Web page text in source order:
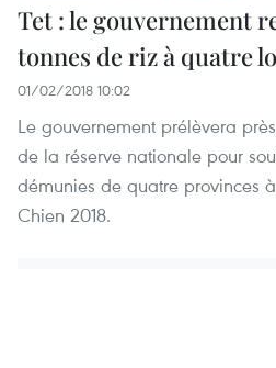
Tet : le gouvernement
tonnes de riz à quatre
01/02/2018 10:02
Le gouvernement prélèvera
de la réserve nationale pour
démunies de quatre provinces
Chien 2018.